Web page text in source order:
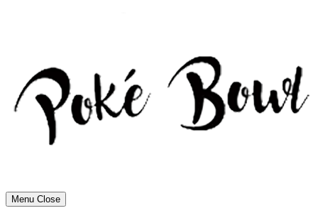
Menu Close